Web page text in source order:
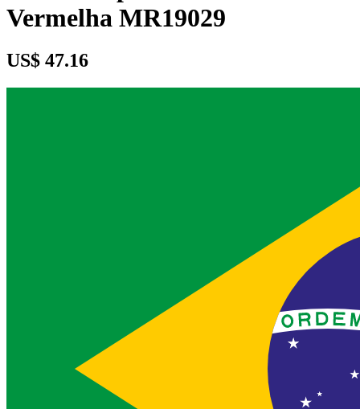
Vermelha MR19029
US$ 47.16